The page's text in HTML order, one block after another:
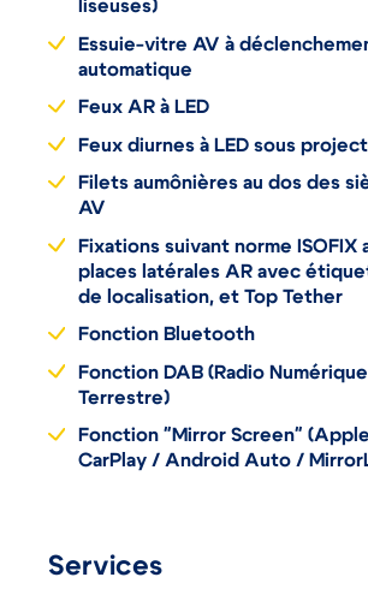
liseuses)
Essuie-vitre AV à
automatique
Feux AR à LED
Feux diurnes à LED sous
Filets aumônières au dos des
AV
Fixations suivant norme ISOFIX
places latérales AR avec
de localisation, et Top Tether
Fonction Bluetooth
Fonction DAB (Radio Numérique
Terrestre)
Fonction "Mirror Screen" (Apple
CarPlay / Android Auto /
Services